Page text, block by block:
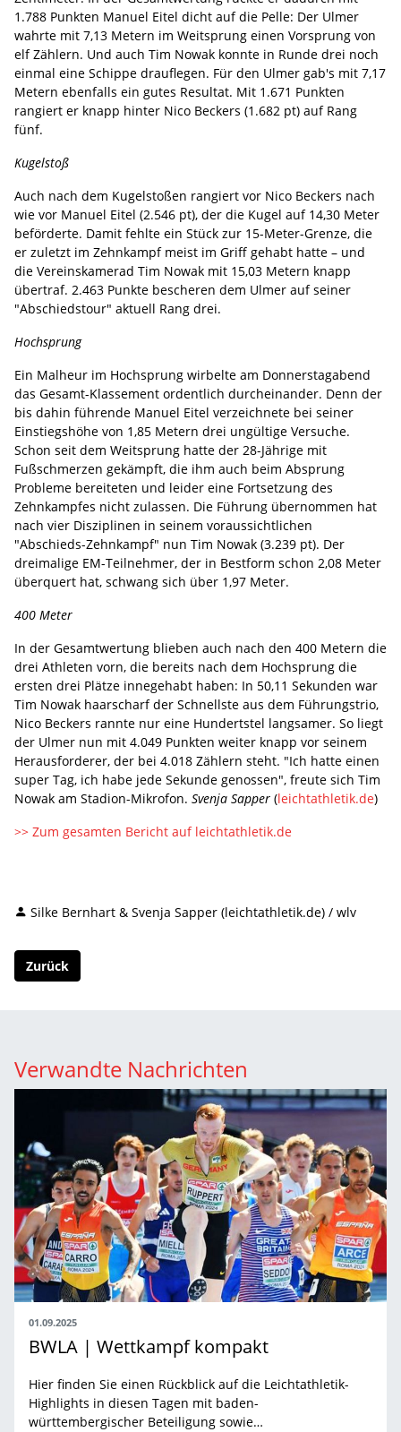
1.788 Punkten Manuel Eitel dicht auf die Pelle: Der Ulmer
wahrte mit 7,13 Metern im Weitsprung einen Vorsprung von
elf Zählern. Und auch Tim Nowak konnte in Runde drei noch
einmal eine Schippe drauflegen. Für den Ulmer gab's mit 7,17
Metern ebenfalls ein gutes Resultat. Mit 1.671 Punkten
rangiert er knapp hinter Nico Beckers (1.682 pt) auf Rang
fünf.
Kugelstoß
Auch nach dem Kugelstoßen rangiert vor Nico Beckers nach
wie vor Manuel Eitel (2.546 pt), der die Kugel auf 14,30 Meter
beförderte. Damit fehlte ein Stück zur 15-Meter-Grenze, die
er zuletzt im Zehnkampf meist im Griff gehabt hatte – und
die Vereinskamerad Tim Nowak mit 15,03 Metern knapp
übertraf. 2.463 Punkte bescheren dem Ulmer auf seiner
"Abschiedstour" aktuell Rang drei.
Hochsprung
Ein Malheur im Hochsprung wirbelte am Donnerstagabend
das Gesamt-Klassement ordentlich durcheinander. Denn der
bis dahin führende Manuel Eitel verzeichnete bei seiner
Einstiegshöhe von 1,85 Metern drei ungültige Versuche.
Schon seit dem Weitsprung hatte der 28-Jährige mit
Fußschmerzen gekämpft, die ihm auch beim Absprung
Probleme bereiteten und leider eine Fortsetzung des
Zehnkampfes nicht zulassen. Die Führung übernommen hat
nach vier Disziplinen in seinem voraussichtlichen
"Abschieds-Zehnkampf" nun Tim Nowak (3.239 pt). Der
dreimalige EM-Teilnehmer, der in Bestform schon 2,08 Meter
überquert hat, schwang sich über 1,97 Meter.
400 Meter
In der Gesamtwertung blieben auch nach den 400 Metern die
drei Athleten vorn, die bereits nach dem Hochsprung die
ersten drei Plätze innegehabt haben: In 50,11 Sekunden war
Tim Nowak haarscharf der Schnellste aus dem Führungstrio,
Nico Beckers rannte nur eine Hundertstel langsamer. So liegt
der Ulmer nun mit 4.049 Punkten weiter knapp vor seinem
Herausforderer, der bei 4.018 Zählern steht. "Ich hatte einen
super Tag, ich habe jede Sekunde genossen", freute sich Tim
Nowak am Stadion-Mikrofon. Svenja Sapper (leichtathletik.de)
>> Zum gesamten Bericht auf leichtathletik.de
Silke Bernhart & Svenja Sapper (leichtathletik.de) / wlv
Zurück
Verwandte Nachrichten
01.09.2025
BWLA | Wettkampf kompakt
Hier finden Sie einen Rückblick auf die Leichtathletik-
Highlights in diesen Tagen mit baden-
württembergischer Beteiligung sowie…